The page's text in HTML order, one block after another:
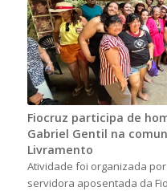
Fiocruz participa de
Gabriel Gentil na
Livramento
Atividade foi organizada
servidora aposentada da